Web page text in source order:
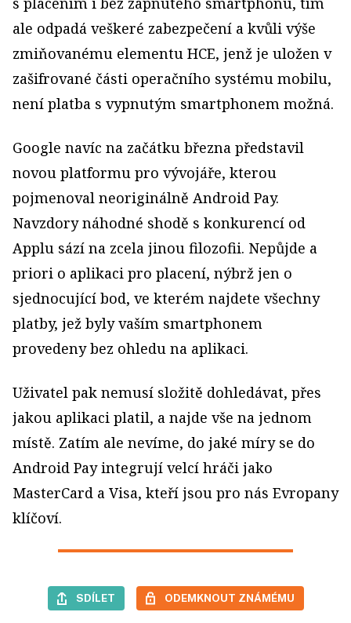
ale odpadá veškeré zabezpečení a kvůli výše
zmiňovanému elementu HCE, jenž je uložen v
zašifrované části operačního systému mobilu,
není platba s vypnutým smartphonem možná.
Google navíc na začátku března představil
novou platformu pro vývojáře, kterou
pojmenoval neoriginálně Android Pay.
Navzdory náhodné shodě s konkurencí od
Applu sází na zcela jinou filozofii. Nepůjde a
priori o aplikaci pro placení, nýbrž jen o
sjednocující bod, ve kterém najdete všechny
platby, jež byly vaším smartphonem
provedeny bez ohledu na aplikaci.
Uživatel pak nemusí složitě dohledávat, přes
jakou aplikaci platil, a najde vše na jednom
místě. Zatím ale nevíme, do jaké míry se do
Android Pay integrují velcí hráči jako
MasterCard a Visa, kteří jsou pro nás Evropany
klíčoví.
SDÍLET ODEMKNOUT ZNÁMÉMU